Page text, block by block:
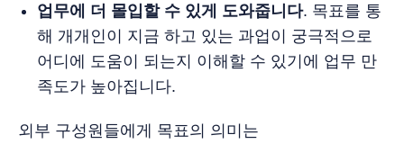
업무에 더 몰입할 수 있게 도와줍니다. 목표를 통
해 개개인이 지금 하고 있는 과업이 궁극적으로
어디에 도움이 되는지 이해할 수 있기에 업무 만
족도가 높아집니다.
외부 구성원들에게 목표의 의미는